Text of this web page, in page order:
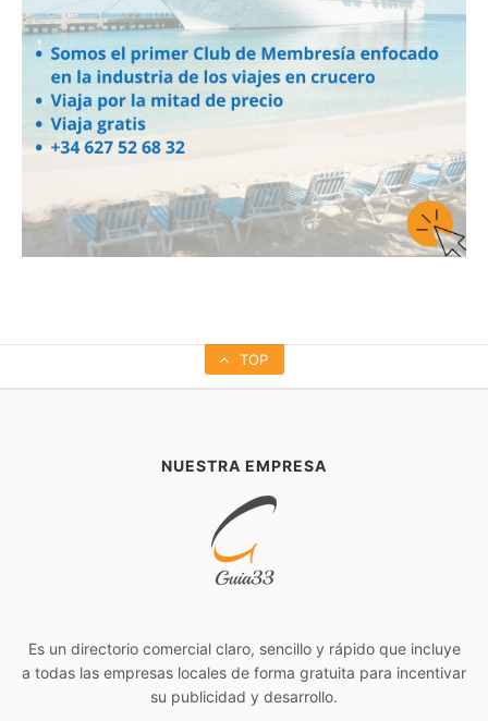
TOP
NUESTRA EMPRESA
Es un directorio comercial claro, sencillo y rápido que incluye
a todas las empresas locales de forma gratuita para incentivar
su publicidad y desarrollo.